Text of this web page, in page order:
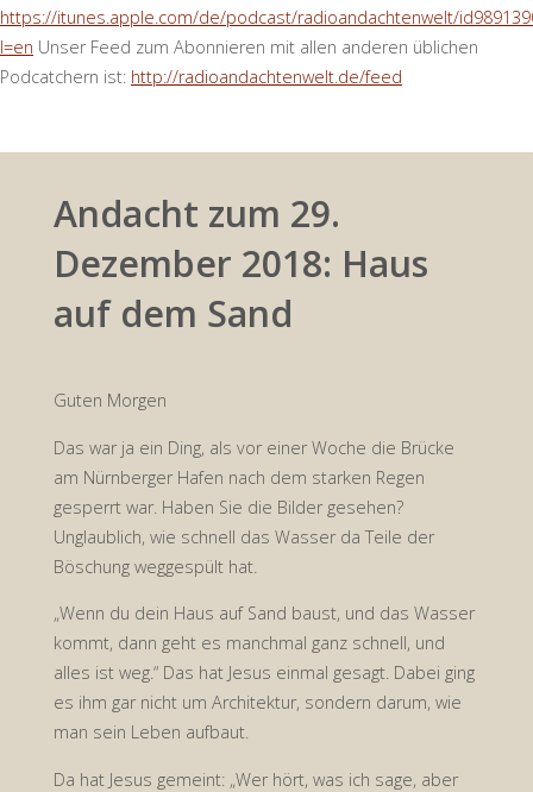
https://itunes.apple.com/de/podcast/radioandachtenwelt/
l=en Unser Feed zum Abonnieren mit allen anderen üblichen
Podcatchern ist: http://radioandachtenwelt.de/feed
Andacht zum 29.
Dezember 2018: Haus
auf dem Sand
Guten Morgen
Das war ja ein Ding, als vor einer Woche die Brücke
am Nürnberger Hafen nach dem starken Regen
gesperrt war. Haben Sie die Bilder gesehen?
Unglaublich, wie schnell das Wasser da Teile der
Böschung weggespült hat.
„Wenn du dein Haus auf Sand baust, und das Wasser
kommt, dann geht es manchmal ganz schnell, und
alles ist weg.“ Das hat Jesus einmal gesagt. Dabei ging
es ihm gar nicht um Architektur, sondern darum, wie
man sein Leben aufbaut.
Da hat Jesus gemeint: „Wer hört, was ich sage, aber